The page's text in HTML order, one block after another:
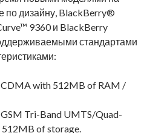
дизайну, BlackBerry®
9360 и BlackBerry
стандартами
with 512MB of RAM /
Tri-Band UMTS/Quad-
of storage.